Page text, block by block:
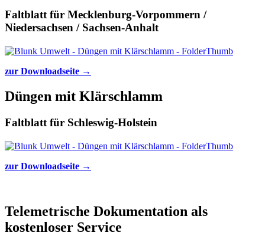
Faltblatt für Mecklenburg-Vorpommern /
Niedersachsen / Sachsen-Anhalt
zur Downloadseite →
Düngen mit Klärschlamm
Faltblatt für Schleswig-Holstein
zur Downloadseite →
Telemetrische Dokumentation als
kostenloser Service